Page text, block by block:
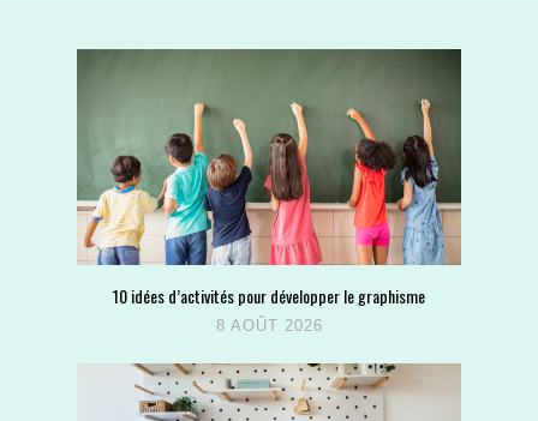
10 idées d’activités pour développer le graphisme
8 AOÛT 2026